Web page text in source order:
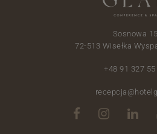
Sosnowa 15
72-513 Wisełka
+48 91 327 55